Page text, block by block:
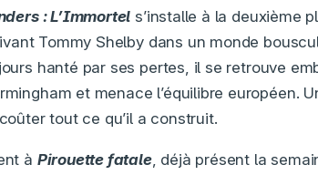
: L’Immortel s’installe à la deuxième
Tommy Shelby dans un monde
hanté par ses pertes, il se retrouve
et menace l’équilibre européen.
tout ce qu’il a construit.
à Pirouette fatale, déjà présent la